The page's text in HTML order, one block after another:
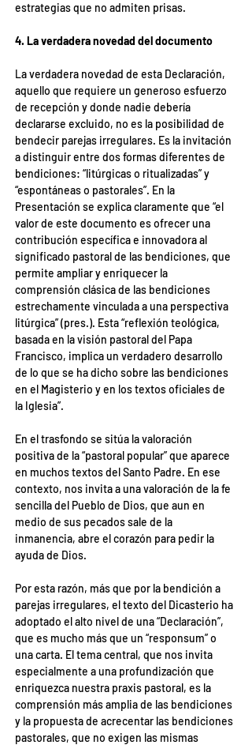
estrategias que no admiten prisas.
4. La verdadera novedad del documento
La verdadera novedad de esta Declaración,
aquello que requiere un generoso esfuerzo
de recepción y donde nadie debería
declararse excluido, no es la posibilidad de
bendecir parejas irregulares. Es la invitación
a distinguir entre dos formas diferentes de
bendiciones: “litúrgicas o ritualizadas” y
“espontáneas o pastorales”. En la
Presentación se explica claramente que “el
valor de este documento es ofrecer una
contribución específica e innovadora al
significado pastoral de las bendiciones, que
permite ampliar y enriquecer la
comprensión clásica de las bendiciones
estrechamente vinculada a una perspectiva
litúrgica” (pres.). Esta “reflexión teológica,
basada en la visión pastoral del Papa
Francisco, implica un verdadero desarrollo
de lo que se ha dicho sobre las bendiciones
en el Magisterio y en los textos oficiales de
la Iglesia”.
En el trasfondo se sitúa la valoración
positiva de la “pastoral popular” que aparece
en muchos textos del Santo Padre. En ese
contexto, nos invita a una valoración de la fe
sencilla del Pueblo de Dios, que aun en
medio de sus pecados sale de la
inmanencia, abre el corazón para pedir la
ayuda de Dios.
Por esta razón, más que por la bendición a
parejas irregulares, el texto del Dicasterio ha
adoptado el alto nivel de una “Declaración”,
que es mucho más que un “responsum” o
una carta. El tema central, que nos invita
especialmente a una profundización que
enriquezca nuestra praxis pastoral, es la
comprensión más amplia de las bendiciones
y la propuesta de acrecentar las bendiciones
pastorales, que no exigen las mismas